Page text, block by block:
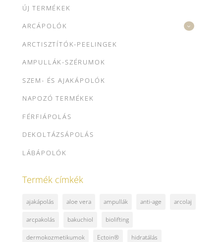
ÚJ TERMÉKEK
ARCÁPOLÓK
ARCTISZTÍTÓK-PEELINGEK
AMPULLÁK-SZÉRUMOK
SZEM- ÉS AJAKÁPOLÓK
NAPOZÓ TERMÉKEK
FÉRFIÁPOLÁS
DEKOLTÁZSÁPOLÁS
LÁBÁPOLÓK
Termék címkék
ajakápolás aloe vera ampullák anti-age arcolaj
arcpakolás bakuchiol biolifting
dermokozmetikumok Ectoin® hidratálás